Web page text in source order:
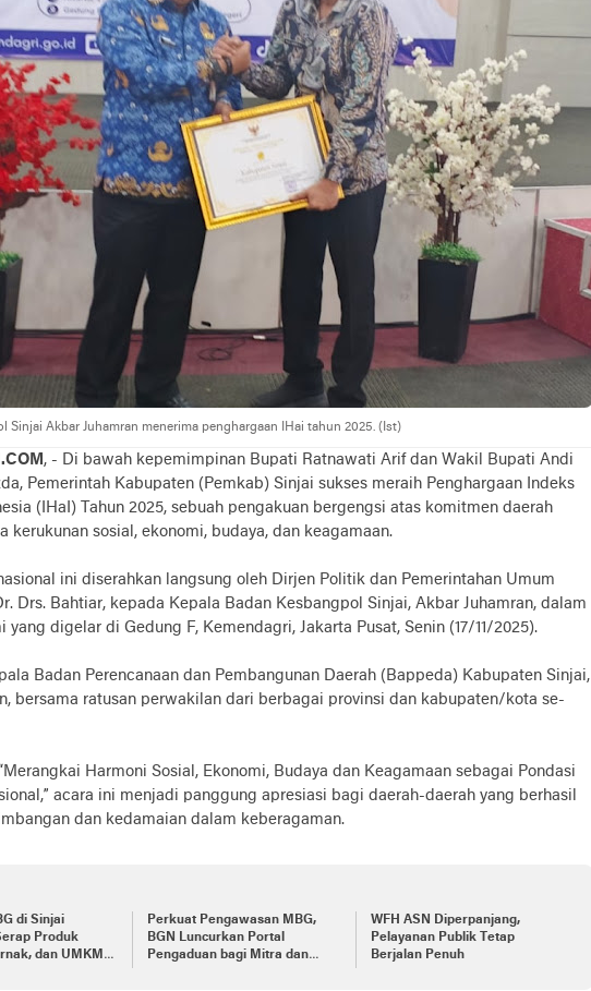
Sinjai Akbar Juhamran menerima penghargaan IHai tahun 2025. (Ist)
, - Di bawah kepemimpinan Bupati Ratnawati Arif dan Wakil Bupati Andi
Pemerintah Kabupaten (Pemkab) Sinjai sukses meraih Penghargaan Indeks
(IHaI) Tahun 2025, sebuah pengakuan bergengsi atas komitmen daerah
kerukunan sosial, ekonomi, budaya, dan keagamaan.
ini diserahkan langsung oleh Dirjen Politik dan Pemerintahan Umum
Drs. Bahtiar, kepada Kepala Badan Kesbangpol Sinjai, Akbar Juhamran, dalam
yang digelar di Gedung F, Kemendagri, Jakarta Pusat, Senin (17/11/2025).
Badan Perencanaan dan Pembangunan Daerah (Bappeda) Kabupaten Sinjai,
bersama ratusan perwakilan dari berbagai provinsi dan kabupaten/kota se-
Harmoni Sosial, Ekonomi, Budaya dan Keagamaan sebagai Pondasi
acara ini menjadi panggung apresiasi bagi daerah-daerah yang berhasil
dan kedamaian dalam keberagaman.
di Sinjai
Produk
dan UMKM
Perkuat Pengawasan MBG,
BGN Luncurkan Portal
Pengaduan bagi Mitra dan
WFH ASN Diperpanjang,
Pelayanan Publik Tetap
Berjalan Penuh